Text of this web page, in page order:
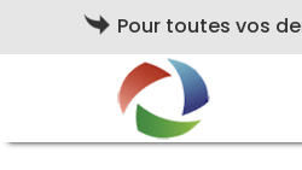
Pour toutes vos